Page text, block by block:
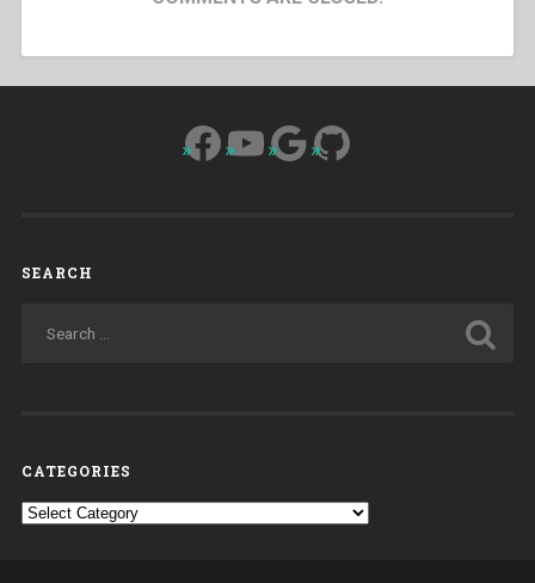
Facebook
YouTube
Google
GitHub
SEARCH
CATEGORIES
Categories